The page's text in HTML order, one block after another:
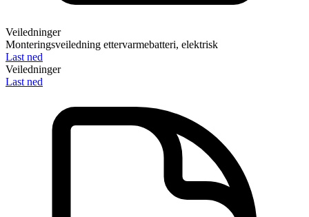
Veiledninger
Monteringsveiledning ettervarmebatteri, elektrisk
Last ned
Veiledninger
Last ned